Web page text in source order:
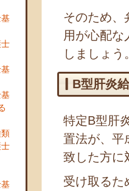
そのため、
用が心配な
しましょう
B型肝炎
特定B型肝
置法が、平
致した方に
受け取るた